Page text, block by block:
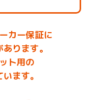
カー保証に
ります。
ト用の
ます。